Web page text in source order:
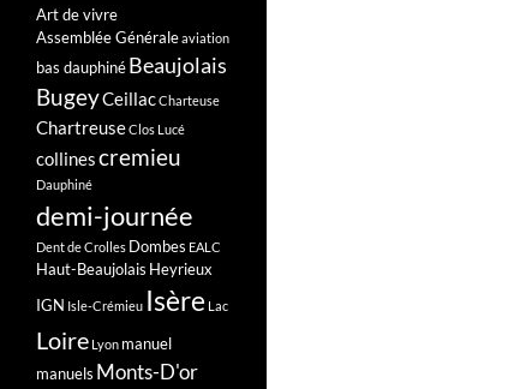
Art de vivre
Assemblée Généraleaviation
bas dauphinéBeaujolais
BugeyCeillacCharteuse
ChartreuseClos Lucé
collinescremieu
Dauphiné
demi-journée
Dent de Crolles Dombes EALC
Haut-Beaujolais Heyrieux
IGN Isle-Crémieu Isère Lac
Loire Lyon manuel
manuels Monts-D'or